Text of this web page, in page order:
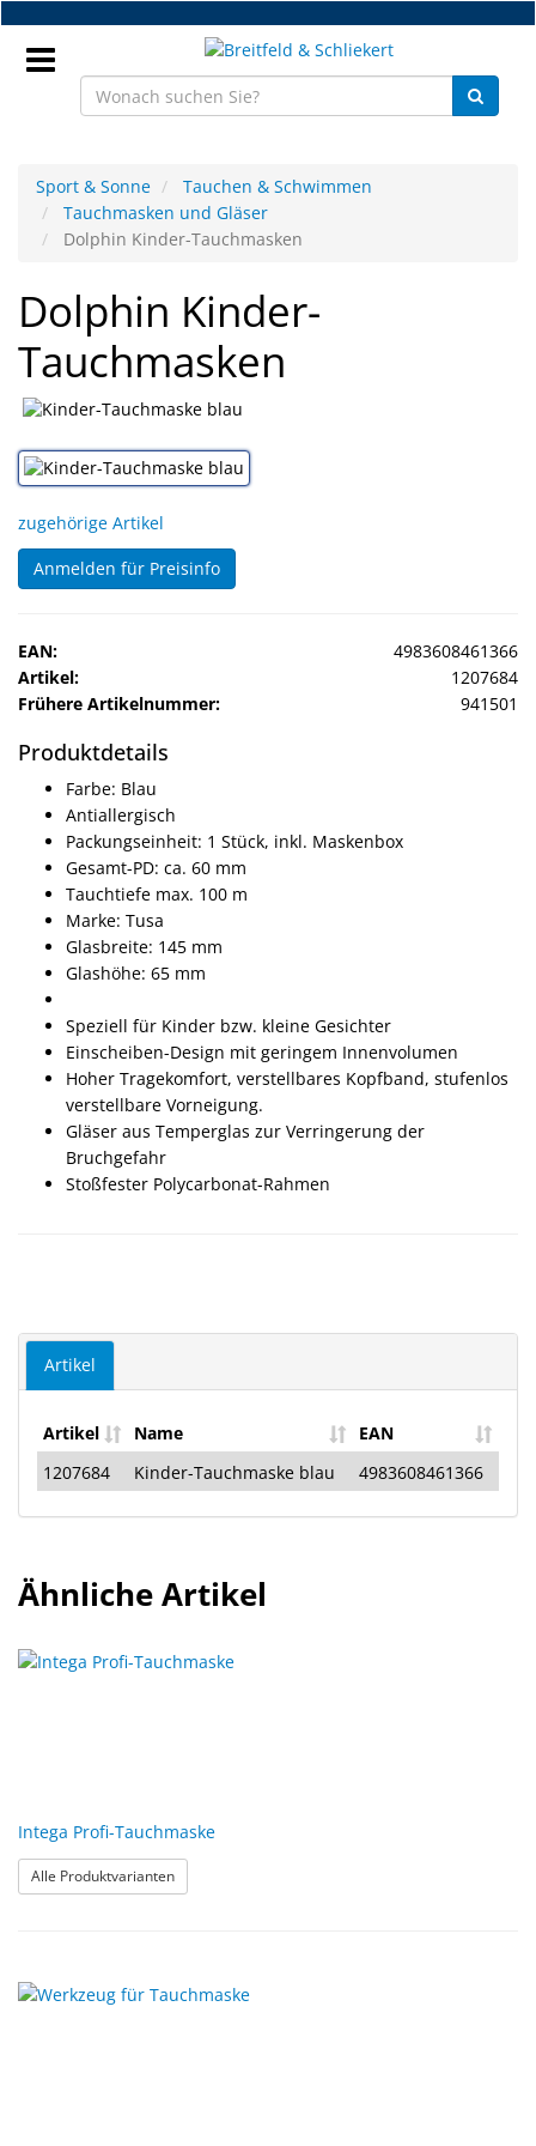
Zum
Hauptinhalt
springen
DE
NEU
Brillenteile
Werkstatt
Handelsware
&
Sonne
&
Me
JustMILO
NEED
YOU
Optische
Instrumente
Schleiftechnik
SALE
Sport & Sonne
Tauchen & Schwimmen
Tauchmasken und Gläser
Dolphin Kinder-Tauchmasken
Dolphin Kinder-
Tauchmasken
zugehörige Artikel
Anmelden für Preisinfo
EAN:
4983608461366
Artikel:
1207684
Frühere Artikelnummer:
941501
Produktdetails
Farbe: Blau
Antiallergisch
Packungseinheit: 1 Stück, inkl. Maskenbox
Gesamt-PD: ca. 60 mm
Tauchtiefe max. 100 m
Marke: Tusa
Glasbreite: 145 mm
Glashöhe: 65 mm
Speziell für Kinder bzw. kleine Gesichter
Einscheiben-Design mit geringem Innenvolumen
Hoher Tragekomfort, verstellbares Kopfband, stufenlos
verstellbare Vorneigung.
Gläser aus Temperglas zur Verringerung der
Bruchgefahr
Stoßfester Polycarbonat-Rahmen
Artikel
Artikel Name
EAN
1207684
Kinder-Tauchmaske blau 4983608461366
Ähnliche Artikel
Intega Profi-Tauchmaske
Alle Produktvarianten: Intega Profi-Tauchmaske